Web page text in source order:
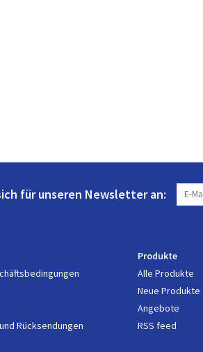
für unseren Newsletter an:
Rücksendungen
Produkte
Alle Produkte
Neue Produkte
Angebote
RSS feed